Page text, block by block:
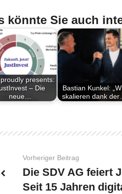
könnte Sie auch
presents:
– Die
neue…
Bastian Kunkel:
skalieren dank der…
Vorheriger Beitrag
Die SDV AG feiert
Seit 15 Jahren